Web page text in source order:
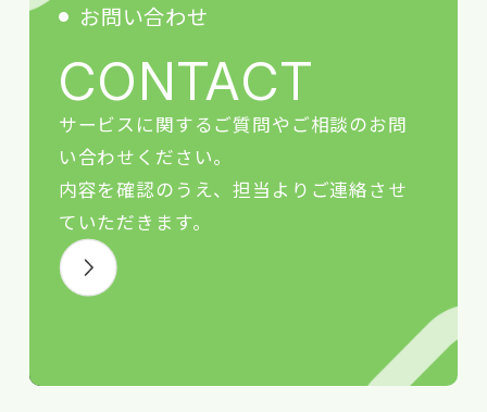
お問い合わせ
CONTACT
サービスに関するご質問やご相談のお問
い合わせください。
内容を確認のうえ、担当よりご連絡させ
ていただきます。